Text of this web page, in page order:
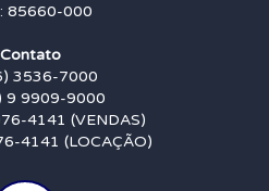
85660-000
Contato
3536-7000
9 9909-9000
4141 (VENDAS)
4141 (LOCAÇÃO)